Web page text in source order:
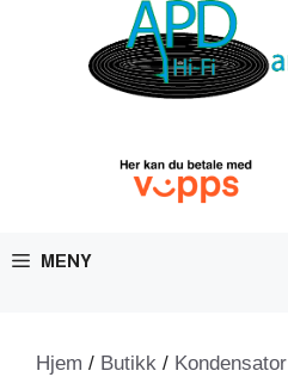
MENY
Hjem / Butikk / Kondensator